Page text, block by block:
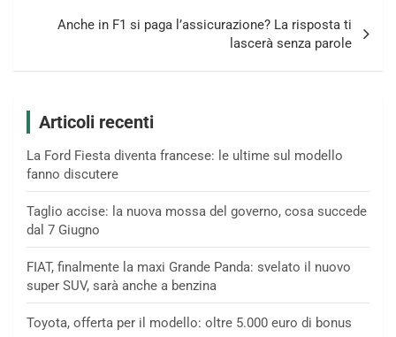
Anche in F1 si paga l’assicurazione? La risposta ti
lascerà senza parole
Articoli recenti
La Ford Fiesta diventa francese: le ultime sul modello
fanno discutere
Taglio accise: la nuova mossa del governo, cosa succede
dal 7 Giugno
FIAT, finalmente la maxi Grande Panda: svelato il nuovo
super SUV, sarà anche a benzina
Toyota, offerta per il modello: oltre 5.000 euro di bonus